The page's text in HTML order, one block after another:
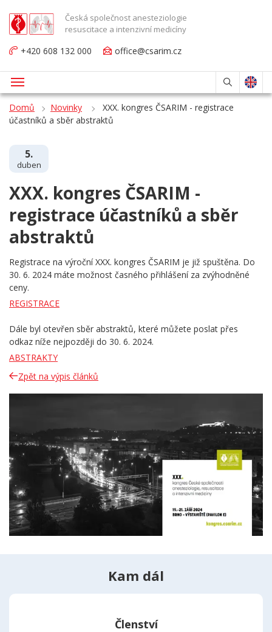
Česká společnost anesteziologie
resuscitace a intenzivní medicíny
+420 608 132 000 office@csarim.cz
Domů Novinky
XXX. kongres ČSARIM - registrace
účastníků a sběr abstraktů
5.
duben
XXX. kongres ČSARIM -
registrace účastníků a sběr
abstraktů
Registrace na výroční XXX. kongres ČSARIM je již spuštěna. Do
30. 6. 2024 máte možnost časného přihlášení za zvýhodněné
ceny.
REGISTRACE
Dále byl otevřen sběr abstraktů, které můžete poslat přes
odkaz níže nejpozději do 30. 6. 2024.
ABSTRAKTY
Zpět na výpis článků
Kam dál
Členství